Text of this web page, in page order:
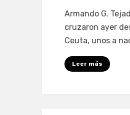
porFernando
Armando G.
cruzaron ayer
Ceuta, unos a
Leer más